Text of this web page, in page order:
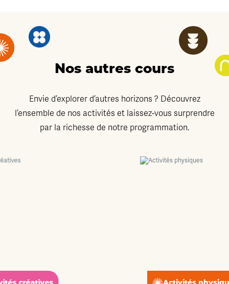
Nos autres cours
Envie d’explorer d’autres horizons ? Découvrez
l’ensemble de nos activités et laissez-vous surprendre
par la richesse de notre programmation.